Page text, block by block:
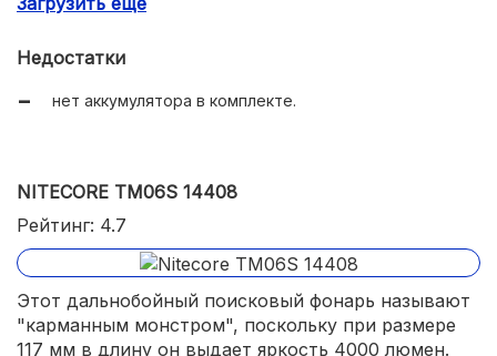
время автономности до 2400 часов.
Недостатки
нет аккумулятора в комплекте.
NITECORE TM06S 14408
Рейтинг: 4.7
Этот дальнобойный поисковый фонарь называют
"карманным монстром", поскольку при размере
117 мм в длину он выдает яркость 4000 люмен.